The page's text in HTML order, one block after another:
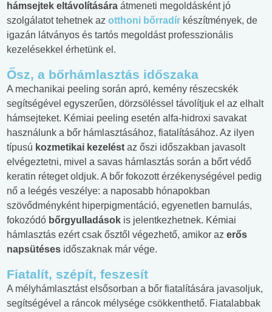
hámsejtek eltávolítására átmeneti megoldásként jó
szolgálatot tehetnek az otthoni bőrradír készítmények, de
igazán látványos és tartós megoldást professzionális
kezelésekkel érhetünk el.
Ősz, a bőrhámlasztás időszaka
A mechanikai peeling során apró, kemény részecskék
segítségével egyszerűen, dörzsöléssel távolítjuk el az elhalt
hámsejteket. Kémiai peeling esetén alfa-hidroxi savakat
használunk a bőr hámlasztásához, fiatalításához. Az ilyen
típusú kozmetikai kezelést az őszi időszakban javasolt
elvégeztetni, mivel a savas hámlasztás során a bőrt védő
keratin réteget oldjuk. A bőr fokozott érzékenységével pedig
nő a leégés veszélye: a naposabb hónapokban
szövődményként hiperpigmentáció, egyenetlen barnulás,
fokozódó bőrgyulladások is jelentkezhetnek. Kémiai
hámlasztás ezért csak ősztől végezhető, amikor az erős
napsütéses időszaknak már vége.
Fiatalít, szépít, feszesít
A mélyhámlasztást elsősorban a bőr fiatalítására javasoljuk,
segítségével a ráncok mélysége csökkenthető. Fiatalabbak